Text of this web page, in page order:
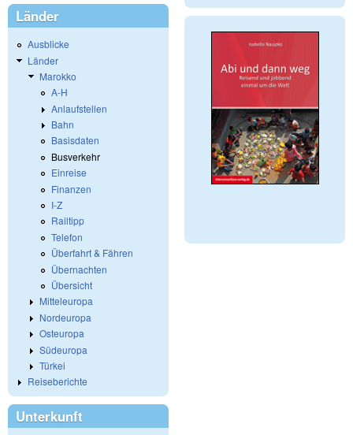
Länder
Ausblicke
Länder
Marokko
A-H
Anlaufstellen
Bahn
Basisdaten
Busverkehr
Einreise
Finanzen
I-Z
Railtipp
Telefon
Überfahrt & Fähren
Übernachten
Übersicht
Mitteleuropa
Nordeuropa
Osteuropa
Südeuropa
Türkei
Reiseberichte
Unterkunft